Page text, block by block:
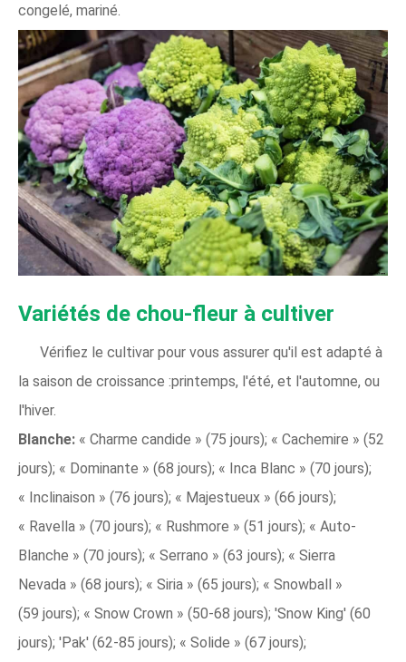
congelé, mariné.
Variétés de chou-fleur à cultiver
Vérifiez le cultivar pour vous assurer qu'il est adapté à
la saison de croissance :printemps, l'été, et l'automne, ou
l'hiver.
Blanche: « Charme candide » (75 jours); « Cachemire » (52
jours); « Dominante » (68 jours); « Inca Blanc » (70 jours);
« Inclinaison » (76 jours); « Majestueux » (66 jours);
« Ravella » (70 jours); « Rushmore » (51 jours); « Auto-
Blanche » (70 jours); « Serrano » (63 jours); « Sierra
Nevada » (68 jours); « Siria » (65 jours); « Snowball »
(59 jours); « Snow Crown » (50-68 jours); 'Snow King' (60
jours); 'Pak' (62-85 jours); « Solide » (67 jours);